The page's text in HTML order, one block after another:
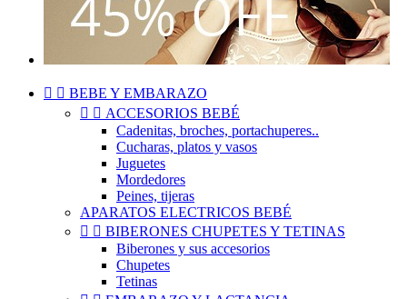
  BEBE Y EMBARAZO
  ACCESORIOS BEBÉ
Cadenitas, broches, portachuperes..
Cucharas, platos y vasos
Juguetes
Mordedores
Peines, tijeras
APARATOS ELECTRICOS BEBÉ
  BIBERONES CHUPETES Y TETINAS
Biberones y sus accesorios
Chupetes
Tetinas